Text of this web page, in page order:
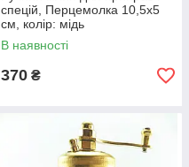
спецій, Перцемолка 10,5х5
см, колір: мідь
В наявності
370 ₴